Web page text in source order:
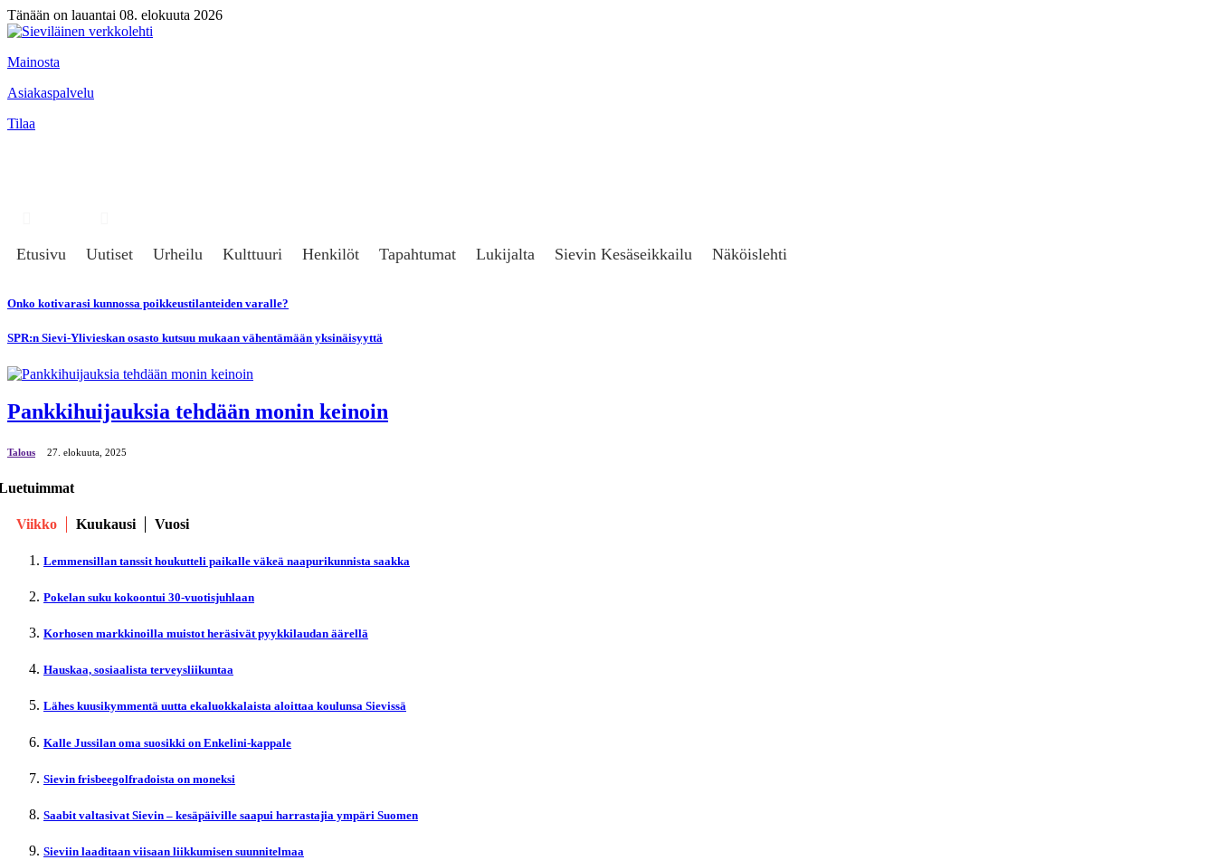
Tänään on lauantai 08. elokuuta 2026
Mainosta
Asiakaspalvelu
Tilaa
Etusivu Uutiset Urheilu Kulttuuri Henkilöt Tapahtumat Lukijalta Sievin Kesäseikkailu Näköislehti
Onko kotivarasi kunnossa poikkeustilanteiden varalle?
SPR:n Sievi-Ylivieskan osasto kutsuu mukaan vähentämään yksinäisyyttä
Pankkihuijauksia tehdään monin keinoin
Talous 27. elokuuta, 2025
Viikko Kuukausi Vuosi
Lemmensillan tanssit houkutteli paikalle väkeä naapurikunnista saakka
Pokelan suku kokoontui 30-vuotisjuhlaan
Korhosen markkinoilla muistot heräsivät pyykkilaudan äärellä
Hauskaa, sosiaalista terveysliikuntaa
Lähes kuusikymmentä uutta ekaluokkalaista aloittaa koulunsa Sievissä
Kalle Jussilan oma suosikki on Enkelini-kappale
Sievin frisbeegolfradoista on moneksi
Saabit valtasivat Sievin – kesäpäiville saapui harrastajia ympäri Suomen
Sieviin laaditaan viisaan liikkumisen suunnitelmaa